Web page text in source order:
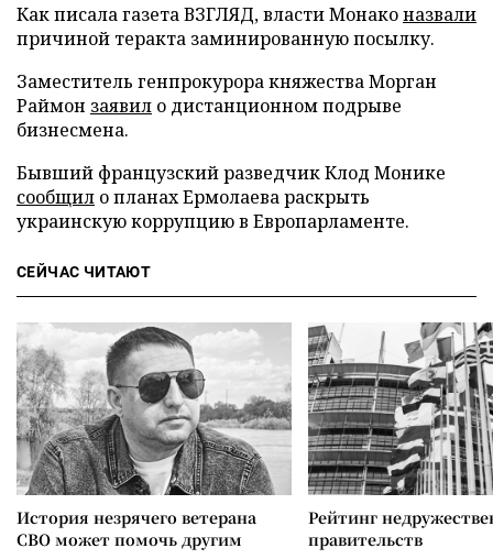
Как писала газета ВЗГЛЯД, власти Монаконазвали
причиной теракта заминированную посылку.
Заместитель генпрокурора княжества Морган
Раймон заявил о дистанционном подрыве
бизнесмена.
Бывший французский разведчик Клод Монике
сообщил о планах Ермолаева раскрыть
украинскую коррупцию в Европарламенте.
СЕЙЧАС ЧИТАЮТ
История незрячего ветерана
СВО может помочь другим
Рейтинг
правительств